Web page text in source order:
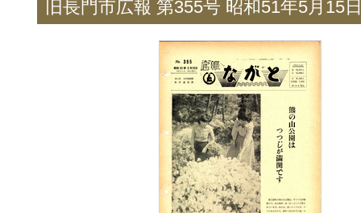
旧長門市広報 第355号 昭和51年5月15